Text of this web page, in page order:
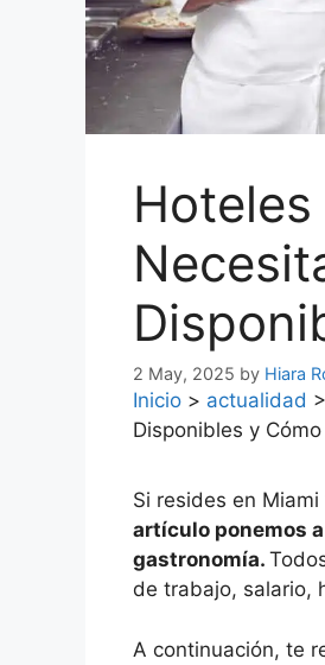
2 May, 2025 by Hiara
Inicio > actualidad >
Disponibles y
Si resides en
artículo ponemos
gastronomía.
de trabajo, salario,
A continuación, te